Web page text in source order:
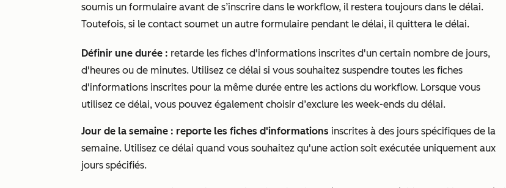
soumis un formulaire avant de s’inscrire dans le workflow, il restera toujours dans le délai.
Toutefois, si le contact soumet un autre formulaire pendant le délai, il quittera le délai.
Définir une durée : retarde les fiches d'informations inscrites d'un certain nombre de jours,
d'heures ou de minutes. Utilisez ce délai si vous souhaitez suspendre toutes les fiches
d'informations inscrites pour la même durée entre les actions du workflow. Lorsque vous
utilisez ce délai, vous pouvez également choisir d’exclure les week-ends du délai.
Jour de la semaine : reporte les fiches d'informations inscrites à des jours spécifiques de la
semaine. Utilisez ce délai quand vous souhaitez qu'une action soit exécutée uniquement aux
jours spécifiés.